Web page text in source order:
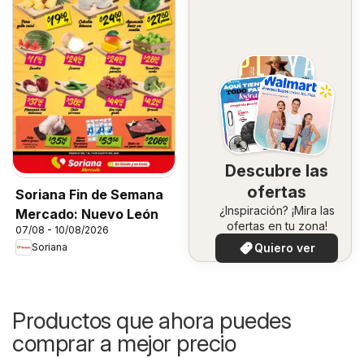
Soriana Fin de Semana
Mercado: Nuevo León
07/08 - 10/08/2026
Soriana
Descubre las
ofertas
¿Inspiración? ¡Mira las
ofertas en tu zona!
Quiero ver
Productos que ahora puedes
comprar a mejor precio